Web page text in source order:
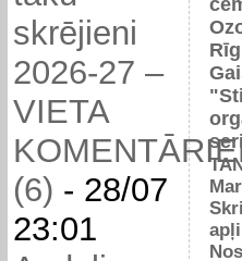
skrējieni
2026-27 –
VIETA
(6) - 28/07
23:01
apļi